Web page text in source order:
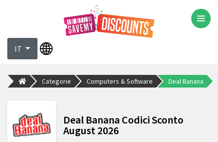
IT
Categorie Computers & Software Deal Banana
Deal Banana Codici Sconto
August 2026